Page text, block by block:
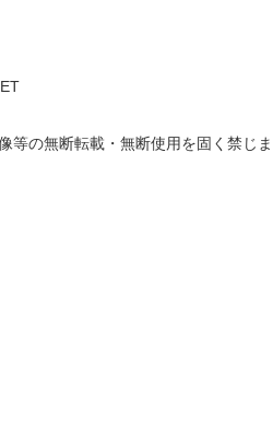
等の無断転載・無断使用を固く禁じま